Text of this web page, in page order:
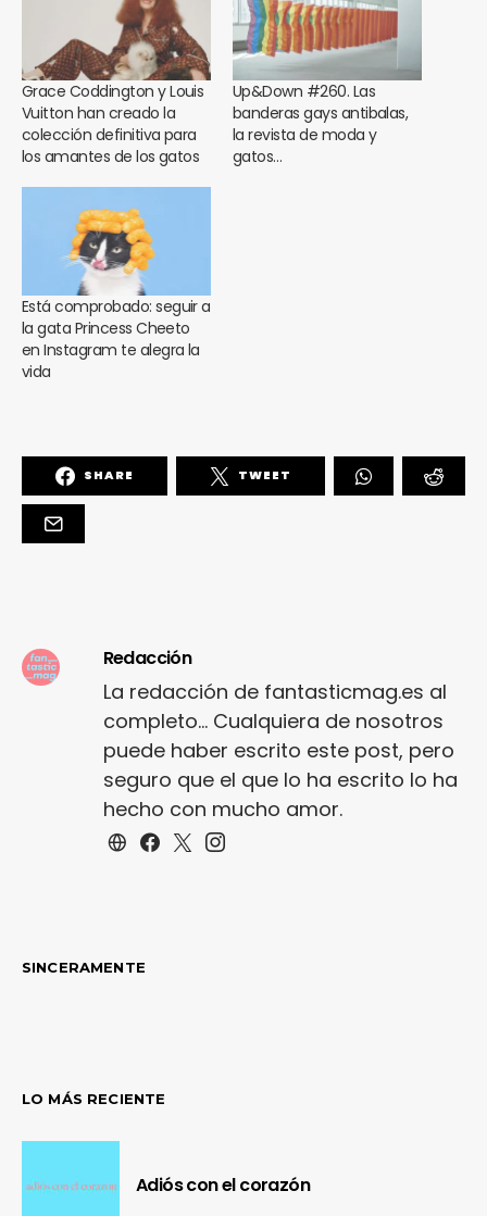
Grace Coddington y Louis
Vuitton han creado la
colección definitiva para
los amantes de los gatos
Up&Down #260. Las
banderas gays antibalas,
la revista de moda y
gatos…
Está comprobado: seguir a
la gata Princess Cheeto
en Instagram te alegra la
vida
SHARE TWEET
Redacción
La redacción de fantasticmag.es al
completo... Cualquiera de nosotros
puede haber escrito este post, pero
seguro que el que lo ha escrito lo ha
hecho con mucho amor.
SINCERAMENTE
LO MÁS RECIENTE
Adiós con el corazón